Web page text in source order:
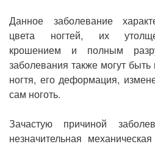
Прием врача-кардиолога
Рентгенология
Данное заболевание
цвета ногтей, их
крошением и полным
заболевания также могут
ногтя, его деформация,
сам ноготь.
Зачастую причиной
незначительная